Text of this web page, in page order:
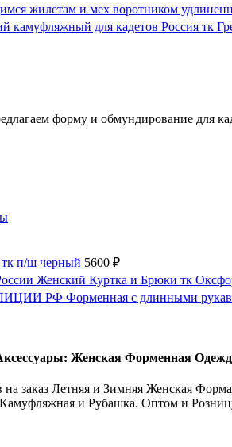
жилетам и мех воротником
для кадетов Россия тк
форму и обмундирование для
п/ш черный 5600 ₽
Женский Куртка и Брюки тк
РФ Форменная с длинными
Женская Форменная
заказ Летняя и Зимняя Женская
и Рубашка. Оптом и